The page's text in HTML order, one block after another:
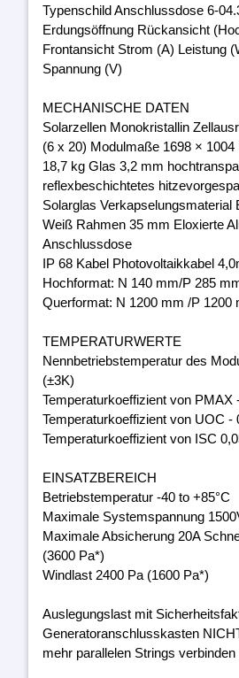
Typenschild Anschlussdose 6-
Erdungsöffnung Rückansicht
Frontansicht Strom (A) Leistung
Spannung (V)
MECHANISCHE DATEN
Solarzellen Monokristallin
(6 x 20) Modulmaße 1698 ×
18,7 kg Glas 3,2 mm
reflexbeschichtetes
Solarglas Verkapselungsmaterial
Weiß Rahmen 35 mm Eloxierte
Anschlussdose
IP 68 Kabel Photovoltaikkabel
Hochformat: N 140 mm/P 285
Querformat: N 1200 mm /P 1200
TEMPERATURWERTE
Nennbetriebstemperatur des
(±3K)
Temperaturkoeffizient von PMAX
Temperaturkoeffizient von UOC -
Temperaturkoeffizient von ISC
EINSATZBEREICH
Betriebstemperatur -40 to +85°C
Maximale Systemspannung
Maximale Absicherung 20A
(3600 Pa*)
Windlast 2400 Pa (1600 Pa*)
Auslegungslast mit
Generatoranschlusskasten
mehr parallelen Strings verbinden